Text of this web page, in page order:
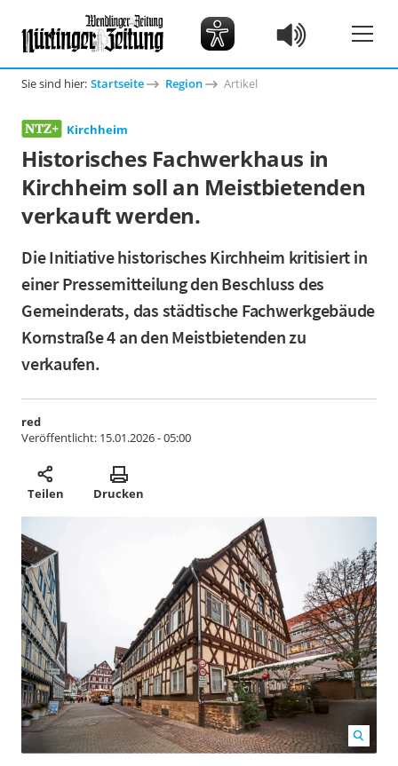
Sie sind hier: Startseite Region Artikel
Kirchheim
Historisches Fachwerkhaus in
Kirchheim soll an Meistbietenden
verkauft werden.
Die Initiative historisches Kirchheim kritisiert in
einer Pressemitteilung den Beschluss des
Gemeinderats, das städtische Fachwerkgebäude
Kornstraße 4 an den Meistbietenden zu
verkaufen.
red
Veröffentlicht: 15.01.2026 - 05:00
Teilen Drucken